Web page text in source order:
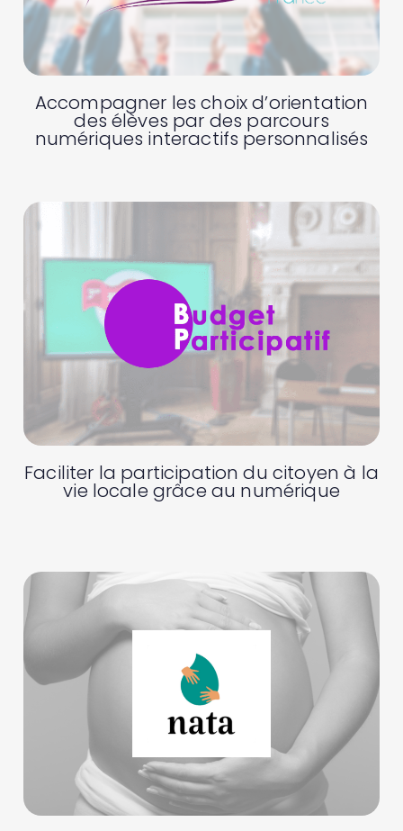
Accompagner les choix d’orientation
des élèves par des parcours
numériques interactifs personnalisés
Faciliter la participation du citoyen à la
vie locale grâce au numérique